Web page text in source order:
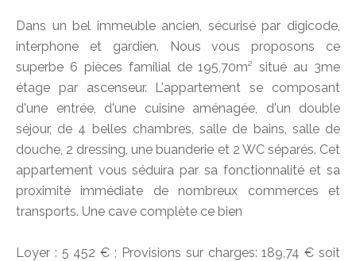
Dans un bel immeuble ancien, sécurisé par digicode,
interphone et gardien. Nous vous proposons ce
superbe 6 pièces familial de 195,70m² situé au 3me
étage par ascenseur. L'appartement se composant
d'une entrée, d'une cuisine aménagée, d'un double
séjour, de 4 belles chambres, salle de bains, salle de
douche, 2 dressing, une buanderie et 2 WC séparés. Cet
appartement vous séduira par sa fonctionnalité et sa
proximité immédiate de nombreux commerces et
transports. Une cave complète ce bien
Loyer : 5 452 € ; Provisions sur charges: 189,74 € soit